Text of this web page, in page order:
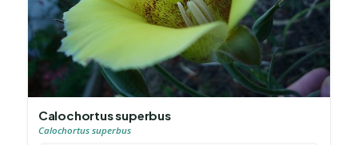
Calochortus superbus
Calochortus superbus